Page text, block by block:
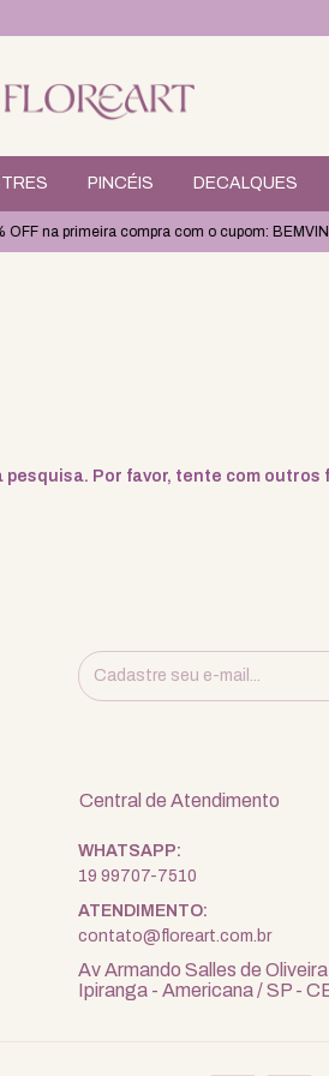
PINCÉIS DECALQUES
OFF na primeira compra com o cupom:
pesquisa. Por favor, tente com outros
Central de Atendimento
19 99707-7510
contato@floreart.com.br
Av Armando Salles de
Ipiranga - Americana / SP -